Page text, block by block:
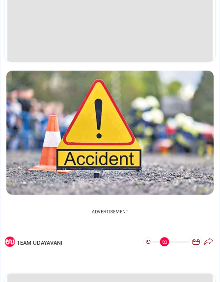
ADVERTISEMENT
TEAM UDAYAVANI ಅ ಅ